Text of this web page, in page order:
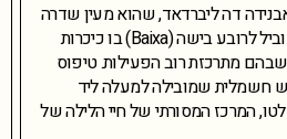
דה ליברדאד, שהוא מעין שדרה
יפהפייה המזכירה פארק, מוביל לרובע בישה (Baixa) בו כיכרות
מתרכזת רוב הפעילות. טיפוס
חשמלית שמובילה למעלה ליד
המרכז המסורתי של חיי הלילה של